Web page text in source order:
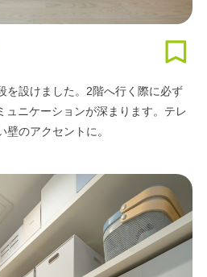
を設けました。2階へ行く際に必ず
ュニケーションが深まります。テレ
のアクセントに。